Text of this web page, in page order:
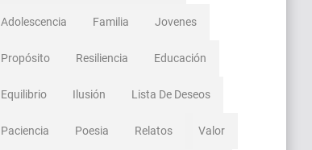
Adolescencia Familia Jovenes
Propósito Resiliencia Educación
Equilibrio Ilusión Lista De Deseos
Paciencia Poesia Relatos Valor